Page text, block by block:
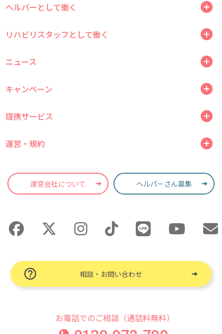
ヘルパーとして働く
リハビリスタッフとして働く
ニュース
キャンペーン
提携サービス
運営・規約
運営会社について ヘルパーさん募集
相談・お問い合わせ
お電話でのご相談（通話料無料）